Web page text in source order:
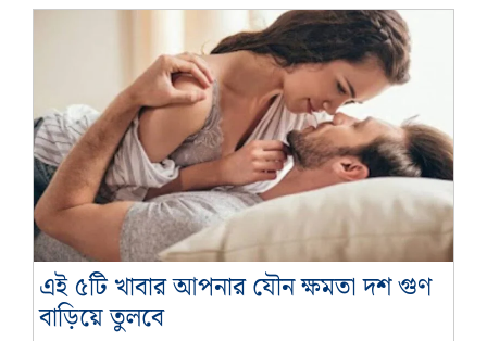
এই ৫টি খাবার আপনার যৌন ক্ষমতা দশ গুণ
বাড়িয়ে তুলবেএই